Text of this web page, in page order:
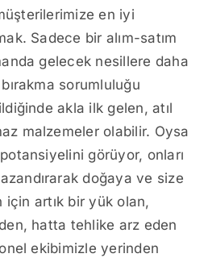
en iyi
Sadece bir alım-satım
gelecek nesillere daha
sorumluluğu
akla ilk gelen, atıl
malzemeler olabilir. Oysa
görüyor, onları
doğaya ve size
için artık bir yük olan,
hatta tehlike arz eden
ekibimizle yerinden